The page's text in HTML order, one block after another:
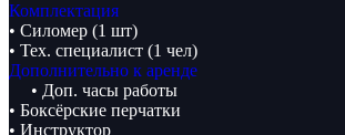
Комплектация
• Силомер (1 шт)
• Тех. специалист (1 чел)
Дополнительно к аренде
• Доп. часы работы
• Боксёрские перчатки
• Инструктор